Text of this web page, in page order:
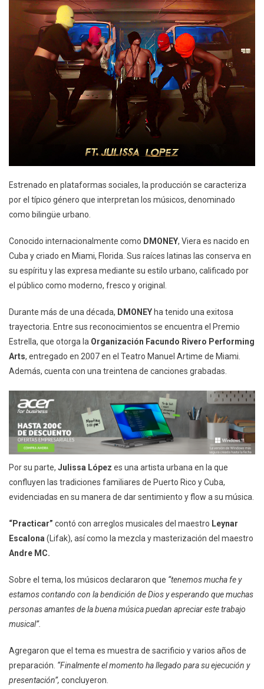
Estrenado en plataformas sociales, la producción se caracteriza
por el típico género que interpretan los músicos, denominado
como bilingüe urbano.
Conocido internacionalmente como DMONEY, Viera es nacido en
Cuba y criado en Miami, Florida. Sus raíces latinas las conserva en
su espíritu y las expresa mediante su estilo urbano, calificado por
el público como moderno, fresco y original.
Durante más de una década, DMONEY ha tenido una exitosa
trayectoria. Entre sus reconocimientos se encuentra el Premio
Estrella, que otorga la Organización Facundo Rivero Performing
Arts, entregado en 2007 en el Teatro Manuel Artime de Miami.
Además, cuenta con una treintena de canciones grabadas.
Por su parte, Julissa López es una artista urbana en la que
confluyen las tradiciones familiares de Puerto Rico y Cuba,
evidenciadas en su manera de dar sentimiento y flow a su música.
“Practicar” contó con arreglos musicales del maestro Leynar
Escalona (Lifak), así como la mezcla y masterización del maestro
Andre MC.
Sobre el tema, los músicos declararon que “tenemos mucha fe y
estamos contando con la bendición de Dios y esperando que muchas
personas amantes de la buena música puedan apreciar este trabajo
musical”.
Agregaron que el tema es muestra de sacrificio y varios años de
preparación. “Finalmente el momento ha llegado para su ejecución y
presentación”, concluyeron.